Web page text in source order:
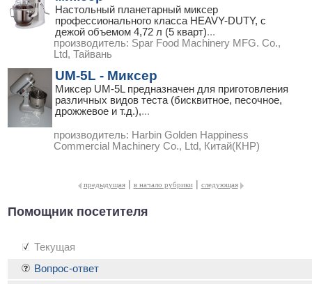
Настольный планетарный миксер
профессионального класса HEAVY-DUTY, с
дежой объемом 4,72 л (5 кварт)...
производитель: Spar Food Machinery MFG. Co.,
Ltd, Тайвань
UM-5L - Миксер
Миксер UM-5L предназначен для приготовления
различных видов теста (бисквитное, песочное,
дрожжевое и т.д.),...
производитель: Harbin Golden Happiness
Commercial Machinery Co., Ltd, Китай(КНР)
предыдущая | в начало рубрики | следующая
Помощник посетителя
Текущая
Вопрос-ответ